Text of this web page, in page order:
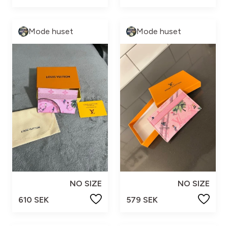
Mode huset
NO SIZE
610 SEK
Mode huset
NO SIZE
579 SEK